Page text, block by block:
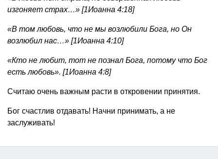
изгоняет страх…» [1Иоанна 4:18]
«В том любовь, что не мы возлюбили Бога, но Он
возлюбил нас…» [1Иоанна 4:10]
«Кто не любит, тот не познал Бога, потому что Бог
есть любовь». [1Иоанна 4:8]
Считаю очень важным расти в откровении принятия.
Бог счастлив отдавать! Начни принимать, а не
заслуживать!